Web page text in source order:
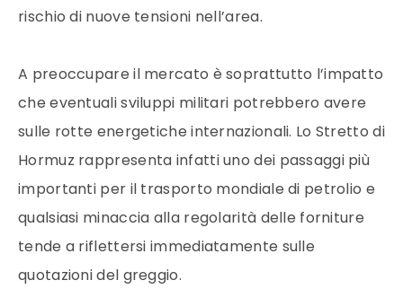
rischio di nuove tensioni nell’area.
A preoccupare il mercato è soprattutto l’impatto
che eventuali sviluppi militari potrebbero avere
sulle rotte energetiche internazionali. Lo Stretto di
Hormuz rappresenta infatti uno dei passaggi più
importanti per il trasporto mondiale di petrolio e
qualsiasi minaccia alla regolarità delle forniture
tende a riflettersi immediatamente sulle
quotazioni del greggio.